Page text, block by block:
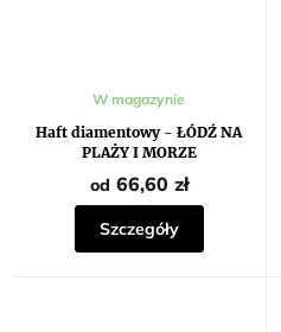
Haft diamentowy - ŁÓDŹ NA
PLAŻY I MORZE
W magazynie
od 66,60 zł
Szczegóły